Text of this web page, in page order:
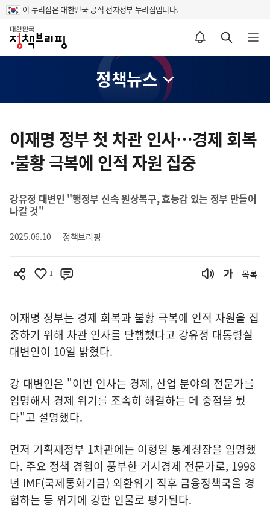
이 누리집은 대한민국 공식 전자정부 누리집입니다.
홈
알림설정 바로가기 검색 바로가기 메뉴 열기
정책뉴스
텐
츠
영
이재명 정부 첫 차관 인사…경제 회복
·불황 극복에 인적 자원 집중
강유정 대변인 "행정부 신속 원상복구, 효능감 있는 정부 만들어
나갈 것"
2025.06.10 정책브리핑
1 목록
이재명 정부는 경제 회복과 불황 극복에 인적 자원을 집
중하기 위해 차관 인사를 단행했다고 강유정 대통령실
대변인이 10일 밝혔다.
강 대변인은 "이번 인사는 경제, 산업 분야의 전문가를
임명해서 경제 위기를 조속히 해결하는 데 중점을 뒀
다"고 설명했다.
먼저 기획재정부 1차관에는 이형일 통계청장을 임명했
다. 주요 정책 경험이 풍부한 거시경제 전문가로, 1998
년 IMF(국제통화기금) 외환위기 직후 금융정책국을 경
험하는 등 위기에 강한 인물로 평가된다.